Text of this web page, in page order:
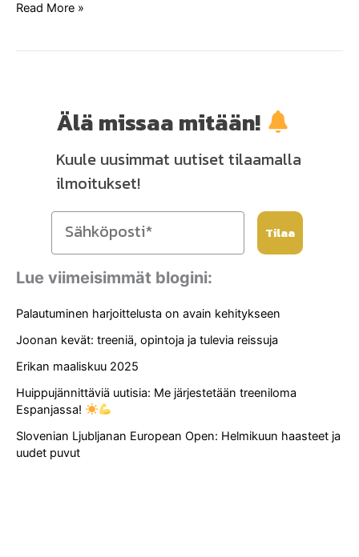
Read More »
Älä missaa mitään!
Kuule uusimmat uutiset tilaamalla
ilmoitukset!
Tilaa
Lue viimeisimmät blogini:
Palautuminen harjoittelusta on avain kehitykseen
Joonan kevät: treeniä, opintoja ja tulevia reissuja
Erikan maaliskuu 2025
Huippujännittäviä uutisia: Me järjestetään treeniloma
Espanjassa!
Slovenian Ljubljanan European Open: Helmikuun haasteet ja
uudet puvut